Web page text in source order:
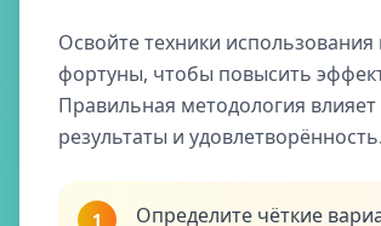
Освойте техники использования
фортуны, чтобы повысить
Правильная методология влияет
результаты и удовлетворённость.
1
Определите чёткие